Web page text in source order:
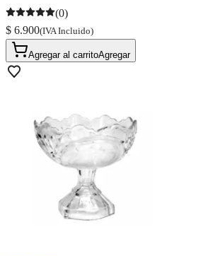
(0)
$ 6.900(IVA Incluido)
Agregar al carritoAgregar